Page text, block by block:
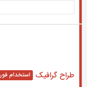
طراح گرافیک